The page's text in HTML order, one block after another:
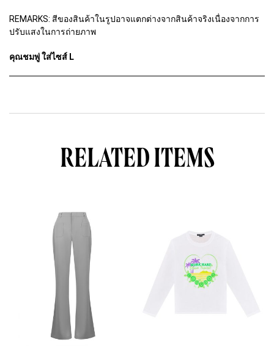
REMARKS: สีของสินค้าในรูปอาจแตกต่างจากสินค้าจริงเนื่องจากการ
ปรับแสงในการถ่ายภาพ
คุณชมพู่ ใส่ไซส์ L
RELATED ITEMS